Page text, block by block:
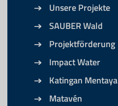
Unsere Projekte
SAUBER Wald
Projektförderung
Impact Water
Katingan Mentaya
Matavén